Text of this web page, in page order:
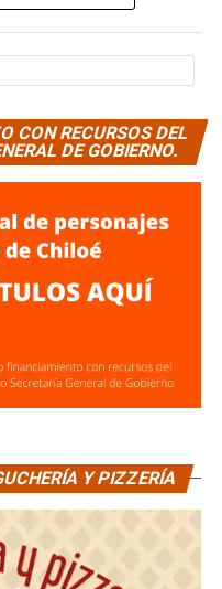
CON RECURSOS DEL
DE GOBIERNO.
Y PIZZERÍA